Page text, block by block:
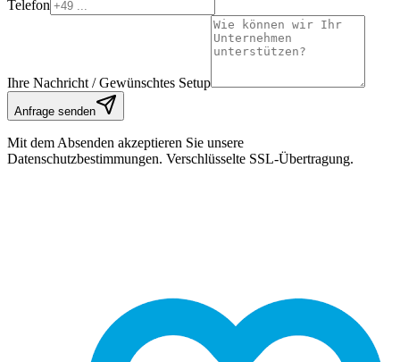
Telefon
Ihre Nachricht / Gewünschtes Setup
Anfrage senden
Mit dem Absenden akzeptieren Sie unsere
Datenschutzbestimmungen. Verschlüsselte SSL-Übertragung.